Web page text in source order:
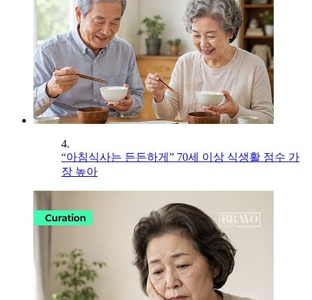
4.
“아침식사는 든든하게” 70세 이상 식생활 점수 가
장 높아